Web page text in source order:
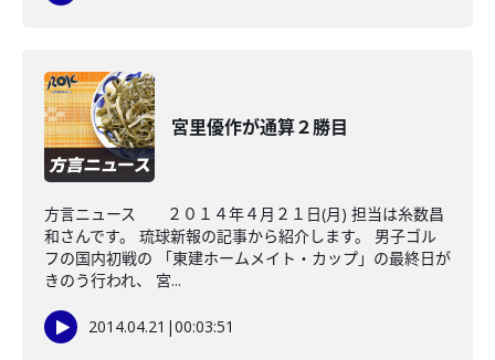
宮里優作が通算２勝目
方言ニュース ２０１４年４月２１日(月) 担当は糸数昌
和さんです。 琉球新報の記事から紹介します。 男子ゴル
フの国内初戦の 「東建ホームメイト・カップ」の最終日が
きのう行われ、 宮...
2014.04.21 |00:03:51